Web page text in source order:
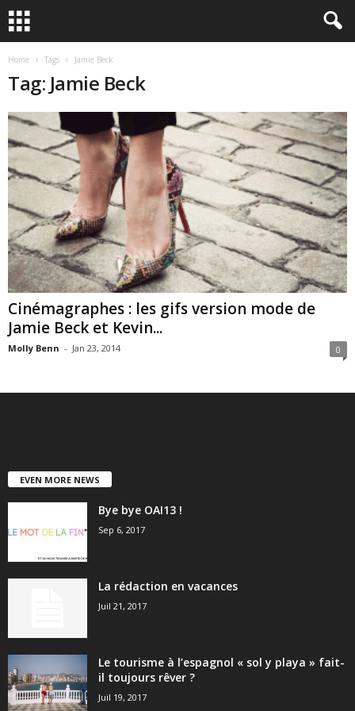
Home Tags Jamie Beck
Tag: Jamie Beck
Cinémagraphes : les gifs version mode de
Jamie Beck et Kevin...
Molly Benn - Jan 23, 2014 0
EVEN MORE NEWS
Bye bye OAI13 !
Sep 6, 2017
La rédaction en vacances
Juil 21, 2017
Le tourisme à l’espagnol « sol y playa » fait-
il toujours rêver ?
Juil 19, 2017